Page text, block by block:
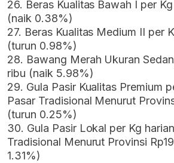
26. Beras Kualitas Bawah I per Kg
(naik 0.38%)
27. Beras Kualitas Medium II per
(turun 0.98%)
28. Bawang Merah Ukuran
ribu (naik 5.98%)
29. Gula Pasir Kualitas Premium
Pasar Tradisional Menurut
(turun 0.25%)
30. Gula Pasir Lokal per Kg
Tradisional Menurut Provinsi
1.31%)